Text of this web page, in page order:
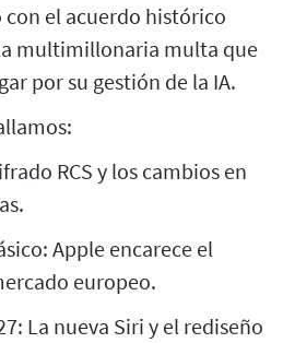
con el acuerdo histórico
multimillonaria multa que
por su gestión de la IA.
RCS y los cambios en
Apple encarece el
europeo.
La nueva Siri y el rediseño